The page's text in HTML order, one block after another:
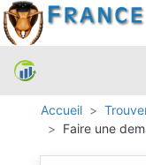
Accueil
Faire une